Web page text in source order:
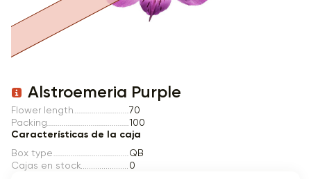
Item 1 of 1
Alstroemeria Purple
Flower length
70
Packing
100
Características de la caja
Box type
QB
Cajas en stock
0